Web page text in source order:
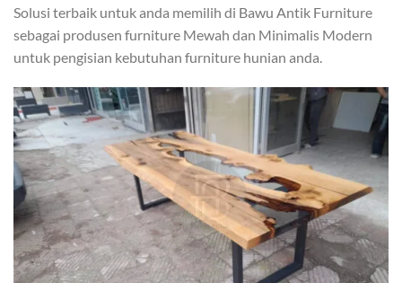
Solusi terbaik untuk anda memilih di Bawu Antik Furniture
sebagai produsen furniture Mewah dan Minimalis Modern
untuk pengisian kebutuhan furniture hunian anda.